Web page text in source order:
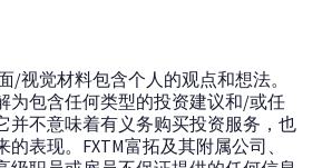
/视觉材料包含个人的观点和想法。
为包含任何类型的投资建议和/或任
并不意味着有义务购买投资服务，也
表现。FXTM富拓及其附属公司、